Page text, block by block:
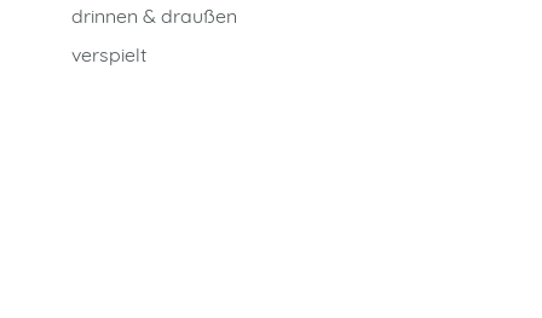
drinnen & draußen
verspielt